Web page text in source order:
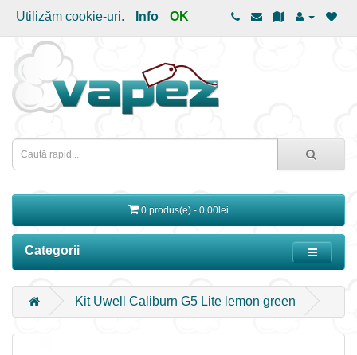
Utilizăm cookie-uri. Info OK
0 produs(e) - 0,00lei
Categorii
Kit Uwell Caliburn G5 Lite lemon green